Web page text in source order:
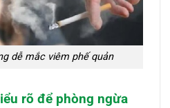
dễ mắc viêm phế quản
rõ để phòng ngừa